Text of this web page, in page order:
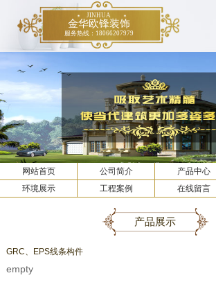
JINHUA
金华欧锋装饰
服务热线：18066207979
网站首页 公司简介 产品中心
环境展示
工程案例 在线留言
产品展示
GRC、EPS线条构件
empty